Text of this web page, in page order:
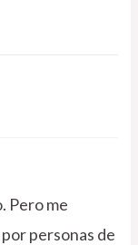
Pero me
personas de